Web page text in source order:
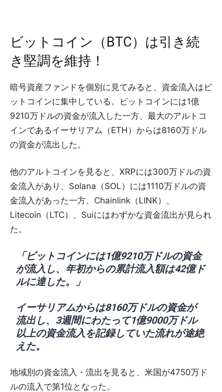
ビットコイン（BTC）は引き続
き堅調を維持！
暗号資産ファンドを個別に見てみると、資金流入はビ
ットコインに集中している。ビットコインには1億
9210万ドルの資金が流入した一方、最大のアルトコ
インであるイーサリアム（ETH）からは8160万ドル
の資金が流出した。
他のアルトコインを見ると、XRPには300万ドルの資
金流入があり、Solana（SOL）には1110万ドルの資
金流入があった一方、Chainlink（LINK）、
Litecoin（LTC）、Suiにはわずかな資金流出が見られ
た。
「ビットコインには1億9210万ドルの資金
が流入し、年初からの累計流入額は42億ド
ルに達した。」
イーサリアムからは8160万ドルの資金が
流出し、3週間にわたって1億9000万ドル
以上の資金流入を記録していた流れが途絶
えた。
地域別の資金流入・流出を見ると、米国が4750万ド
ルの流入で第1位となった。